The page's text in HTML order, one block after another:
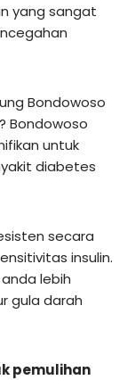
yang sangat
Bondowoso
Bondowoso
untuk
diabetes
secara
insulin.
lebih
gula darah
pemulihan